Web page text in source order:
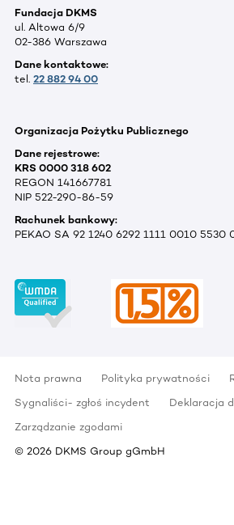
Fundacja DKMS
ul. Altowa 6/9
02-386 Warszawa
Dane kontaktowe:
tel. 22 882 94 00
Organizacja Pożytku Publicznego
Dane rejestrowe:
KRS 0000 318 602
REGON 141667781
NIP 522-290-86-59
Rachunek bankowy:
PEKAO SA 92 1240 6292 1111 0010 5530
Nota prawna Polityka prywatności
Sygnaliści- zgłoś incydent
Deklaracja
Zarządzanie zgodami
© 2026 DKMS Group gGmbH